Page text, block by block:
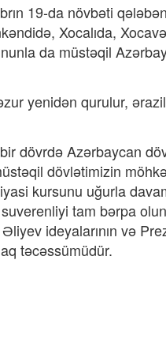
19-da növbəti
Xocalıda,
da müstəqil
yenidən qurulur,
dövrdə Azərbaycan
dövlətimizin
kursunu uğurla
tam bərpa
ideyalarının və
təcəssümüdür.